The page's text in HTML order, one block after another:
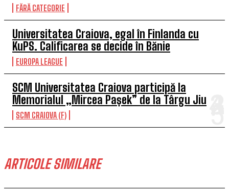
FĂRĂ CATEGORIE
Universitatea Craiova, egal în Finlanda cu
KuPS. Calificarea se decide în Bănie
EUROPA LEAGUE
SCM Universitatea Craiova participă la
Memorialul „Mircea Pașek” de la Târgu Jiu
SCM CRAIOVA (F)
ARTICOLE SIMILARE